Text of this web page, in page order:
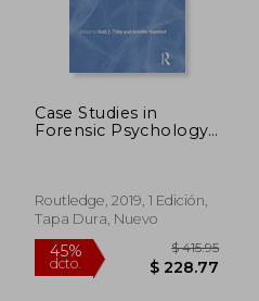
40% $ 95.79
Case Studies in
Forensic Psychology:
Routledge, 2019, 1 Edición,
Tapa Dura, Nuevo